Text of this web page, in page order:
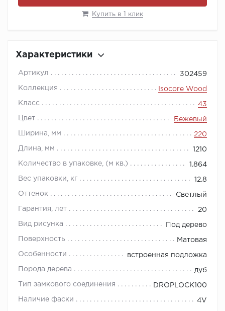
Купить в 1 клик
Характеристики
Артикул 302459
Коллекция Isocore Wood
Класс 43
Цвет Бежевый
Ширина, мм 220
Длина, мм 1210
Количество в упаковке, (м кв.) 1.864
Вес упаковки, кг 12.8
Оттенок Светлый
Гарантия, лет 20
Вид рисунка Под дерево
Поверхность Матовая
Особенности встроенная подложка
Порода дерева дуб
Тип замкового соединения DROPLOCK100
Наличие фаски 4V